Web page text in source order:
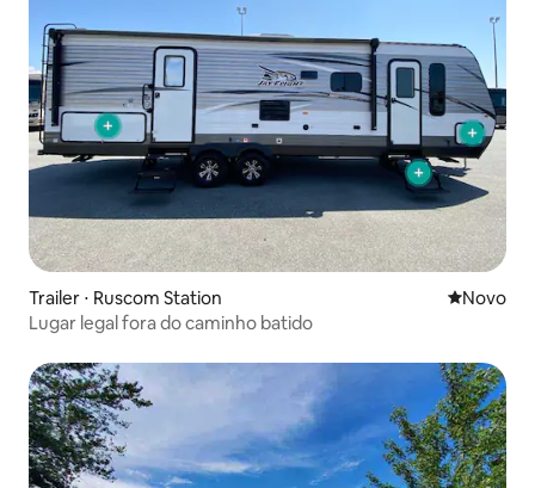
Trailer ⋅ Ruscom Station Novo
Novo
Lugar legal fora do caminho batido